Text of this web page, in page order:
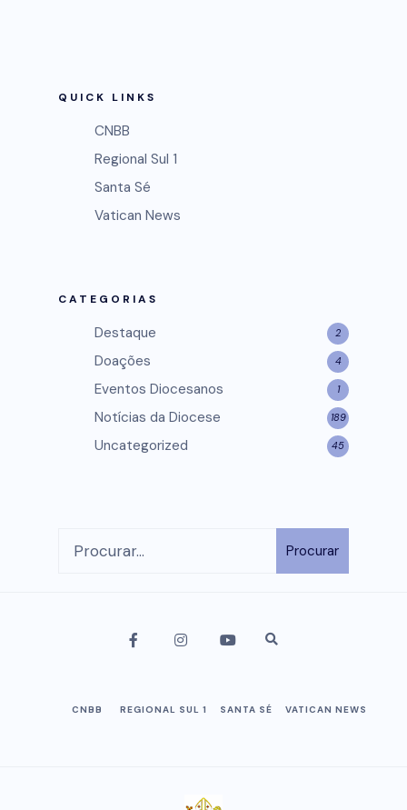
QUICK LINKS
CNBB
Regional Sul 1
Santa Sé
Vatican News
CATEGORIAS
Destaque 2
Doações 4
Eventos Diocesanos 1
Notícias da Diocese 189
Uncategorized 45
Procurar
CNBB REGIONAL SUL 1 SANTA SÉ VATICAN NEWS